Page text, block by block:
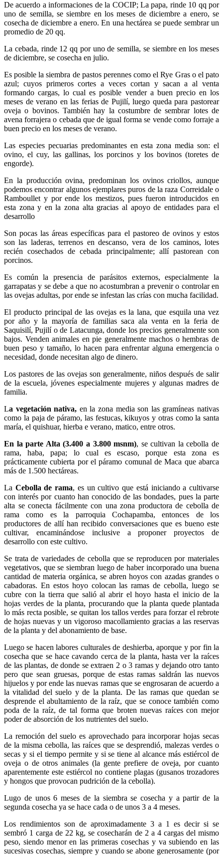
De acuerdo a informaciones de la COCIP; La papa, rinde 10 qq por
uno de semilla, se siembre en los meses de diciembre a enero, se
cosecha de diciembre a enero. En una hectárea se puede sembrar un
promedio de 20 qq.
La cebada, rinde 12 qq por uno de semilla, se siembre en los meses
de diciembre, se cosecha en julio.
Es posible la siembra de pastos perennes como el Rye Gras o el pato
azul; cuyos primeros cortes a veces cortan y sacan a al venta
formando cargas, lo cual es posible vender a buen precio en los
meses de verano en las ferias de Pujilí, luego queda para pastorear
oveja o bovinos. También hay la costumbre de sembrar lotes de
avena forrajera o cebada que de igual forma se vende como forraje a
buen precio en los meses de verano.
Las especies pecuarias predominantes en esta zona media son: el
ovino, el cuy, las gallinas, los porcinos y los bovinos (toretes de
engorde).
En la producción ovina, predominan los ovinos criollos, aunque
podemos encontrar algunos ejemplares puros de la raza Correidale o
Ramboullet y por ende los mestizos, pues fueron introducidos en
esta zona y en la zona alta gracias al apoyo de entidades para el
desarrollo
Son pocas las áreas específicas para el pastoreo de ovinos y estos
son las laderas, terrenos en descanso, vera de los caminos, lotes
recién cosechados de cebada principalmente; allí pastorean con
porcinos.
Es común la presencia de parásitos externos, especialmente la
garrapatas y se debe a que no acostumbran a prevenir o controlar en
las ovejas adultas, por ende se infestan las crías con mucha facilidad.
El producto principal de las ovejas es la lana, que esquila una vez
por año y la mayoría de familias saca ala venta en la feria de
Saquisilí, Pujilí o de Latacunga, donde los precios generalmente son
bajos. Venden animales en pie generalmente machos o hembras de
buen peso y tamaño, lo hacen para enfrentar alguna emergencia o
necesidad, donde necesitan algo de dinero.
Los pastores de las ovejas son generalmente, niños después de salir
de la escuela, jóvenes especialmente mujeres y algunas madres de
familia.
La vegetación nativa, en la zona media son las gramíneas nativas
como la paja de páramo, las festucas, kikuyos y otras como la santa
maría, el quishuar, hierba e verano, matico, entre otros.
En la parte Alta (3.400 a 3.800 msnm), se cultivan la cebolla de
rama, haba, papa; lo cual es escaso, porque esta zona es
prácticamente cubierta por el páramo comunal de Maca que abarca
más de 1.500 hectáreas.
La Cebolla de rama, es un cultivo que está iniciando a cultivarse
con interés por cuanto han conocido de las bondades, pues la parte
alta se conecta fácilmente con una zona productora de cebolla de
rama como es la parroquia Cochapamba, entonces de los
productores de allí han recibido conversaciones que es bueno este
cultivar, encaminándose inclusive a proponer proyectos de
desarrollo con este cultivo.
Se trata de variedades de cebolla que se reproducen por materiales
vegetativos, que se siembran luego de haber incorporado una buena
cantidad de materia orgánica, se abren hoyos con azadas grandes o
cabadoras. En estos hoyo colocan las ramas de cebolla, luego se
cubre con la tierra que salió al abrir el hoyo hasta el inicio de la
hojas verdes de la planta, procurando que la planta quede plantada
lo más recta posible, se quitan los tallos verdes para forzar el rebrote
de hojas nuevas y un vigoroso macollamiento gracias a las reservas
de la planta y del abonamiento de base.
Luego se hacen labores culturales de deshierba, aporque y por fin la
cosecha que se hace cavando cerca de la planta, hasta ver la raíces
de las plantas, de donde se extraen 2 o 3 ramas y dejando otro tanto
pero que sean gruesas, porque de estas ramas saldrán las nuevos
hijuelos y por ende las nuevas ramas que se engrosaran de acuerdo a
la vitalidad del suelo y de la planta. De las ramas que quedan se
desprende el abultamiento de la raíz, que se conoce también como
poda de la raíz, de tal forma que broten nuevas raíces con mejor
poder de absorción de los nutrientes del suelo.
La remoción del suelo es aprovechado para incorporar hojas secas
de la misma cebolla, las raíces que se desprendió, malezas verdes o
secas y si el tiempo permite y si se tiene al alcance más estiércol de
oveja o de otros animales (la gente prefiere de oveja, por cuanto
aparentemente este estiércol no contiene plagas (gusanos trozadores
y hongos que provocan pudrición de la cebolla).
Lugo de unos 6 meses de la siembra se cosecha y a partir de la
segunda cosecha ya se hace cada o de unos 3 a 4 meses.
Los rendimientos son de aproximadamente 3 a 1 es decir si se
sembró 1 carga de 22 kg, se cosecharán de 2 a 4 cargas del mismo
peso, siendo menor en las primeras cosechas y va subiendo en las
sucesivas cosechas, siempre y cuando se abone generosamente (por